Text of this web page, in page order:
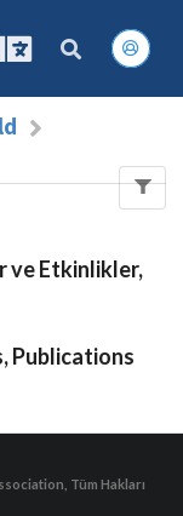
ve Etkinlikler,
Publications
Tüm Hakları